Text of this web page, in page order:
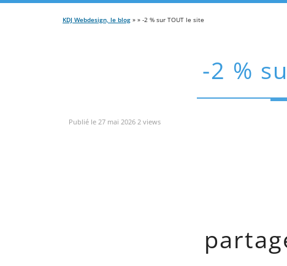
KDJ Webdesign, le blog » » -2 % sur TOUT le site
-2 %
Publié le 27 mai 2026 2 views